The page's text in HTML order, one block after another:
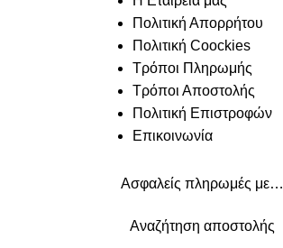
Πολιτική Απορρήτου
Πολιτική Coockies
Τρόποι Πληρωμής
Τρόποι Αποστολής
Πολιτική Επιστροφών
Επικοινωνία
Ασφαλείς πληρωμές με…
Αναζήτηση αποστολής